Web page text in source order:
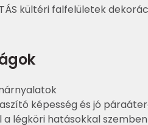
kültéri falfelületek
képesség és jó
a légköri hatásokkal szemben